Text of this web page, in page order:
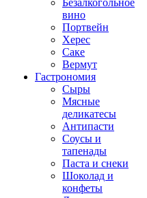
Безалкогольное
вино
Портвейн
Херес
Саке
Вермут
Гастрономия
Сыры
Мясные
деликатесы
Антипасти
Соусы и
тапенады
Паста и снеки
Шоколад и
конфеты